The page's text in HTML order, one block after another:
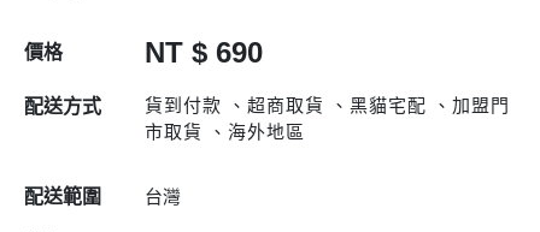
價格 NT $ 690
配送方式
貨到付款 、超商取貨 、黑貓宅配 、加盟門
市取貨 、海外地區
配送範圍 台灣